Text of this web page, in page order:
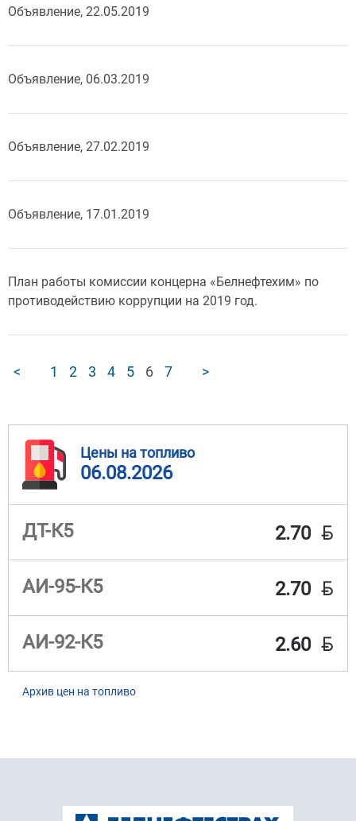
Объявление, 22.05.2019
Объявление, 06.03.2019
Объявление, 27.02.2019
Объявление, 17.01.2019
План работы комиссии концерна «Белнефтехим» по
противодействию коррупции на 2019 год.
< 1 2 3 4 5 6 7 >
Цены на топливо
06.08.2026
ДТ-К5 2.70 BYN
АИ-95-К5 2.70 BYN
АИ-92-К5 2.60 BYN
Архив цен на топливо